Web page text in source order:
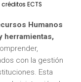
créditos ECTS
Humanos
herramientas,
con la gestión
Esta